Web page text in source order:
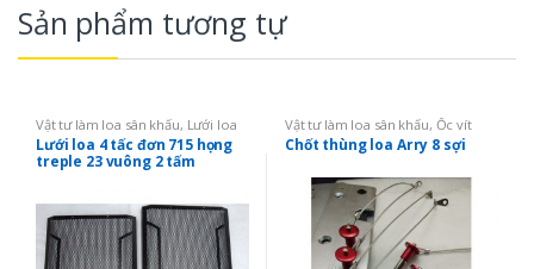
Sản phẩm tương tự
Vật tư làm loa sân khấu, Lưới loa
sân khấu
Lưới loa 4 tấc đơn 715 họng
treple 23 vuông 2 tấm
Vật tư làm loa sân khấu, Ốc vít
thùng loa
Chốt thùng loa Arry 8 sợi